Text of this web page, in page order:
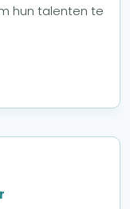
hun talenten te